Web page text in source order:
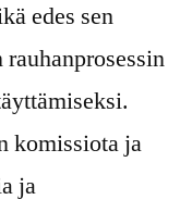
edes sen
komissiota ja
ja